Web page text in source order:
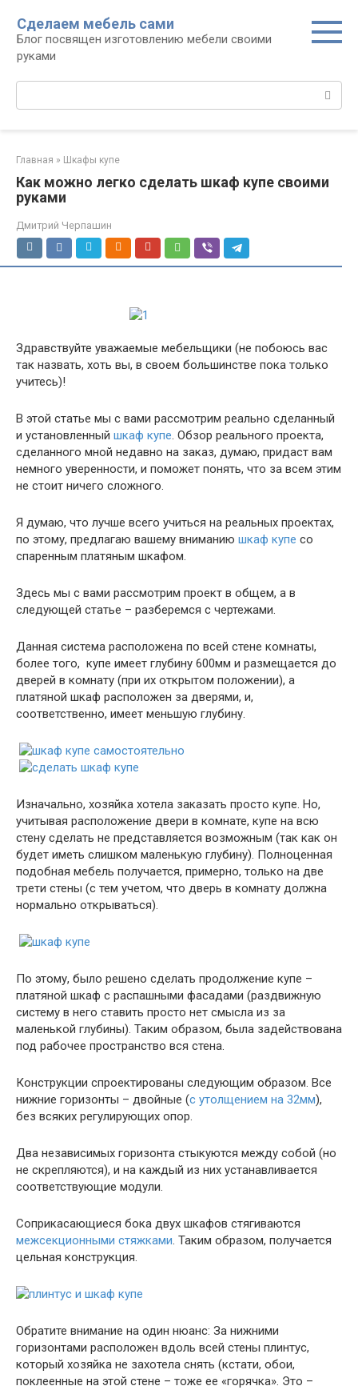
контенту
Сделаем мебель сами
Блог посвящен изготовлению мебели своими
руками
Главная » Шкафы купе
Как можно легко сделать шкаф купе своими
руками
Дмитрий Черпашин
Здравствуйте уважаемые мебельщики (не побоюсь вас
так назвать, хоть вы, в своем большинстве пока только
учитесь)!
В этой статье мы с вами рассмотрим реально сделанный
и установленный шкаф купе. Обзор реального проекта,
сделанного мной недавно на заказ, думаю, придаст вам
немного уверенности, и поможет понять, что за всем этим
не стоит ничего сложного.
Я думаю, что лучше всего учиться на реальных проектах,
по этому, предлагаю вашему вниманию шкаф купе со
спаренным платяным шкафом.
Здесь мы с вами рассмотрим проект в общем, а в
следующей статье – разберемся с чертежами.
Данная система расположена по всей стене комнаты,
более того, купе имеет глубину 600мм и размещается до
дверей в комнату (при их открытом положении), а
платяной шкаф расположен за дверями, и,
соответственно, имеет меньшую глубину.
Изначально, хозяйка хотела заказать просто купе. Но,
учитывая расположение двери в комнате, купе на всю
стену сделать не представляется возможным (так как он
будет иметь слишком маленькую глубину). Полноценная
подобная мебель получается, примерно, только на две
трети стены (с тем учетом, что дверь в комнату должна
нормально открываться).
По этому, было решено сделать продолжение купе –
платяной шкаф с распашными фасадами (раздвижную
систему в него ставить просто нет смысла из за
маленькой глубины). Таким образом, была задействована
под рабочее пространство вся стена.
Конструкции спроектированы следующим образом. Все
нижние горизонты – двойные (с утолщением на 32мм),
без всяких регулирующих опор.
Два независимых горизонта стыкуются между собой (но
не скрепляются), и на каждый из них устанавливается
соответствующие модули.
Соприкасающиеся бока двух шкафов стягиваются
межсекционными стяжками. Таким образом, получается
цельная конструкция.
Обратите внимание на один нюанс: За нижними
горизонтами расположен вдоль всей стены плинтус,
который хозяйка не захотела снять (кстати, обои,
поклеенные на этой стене – тоже ее «горячка». Это –